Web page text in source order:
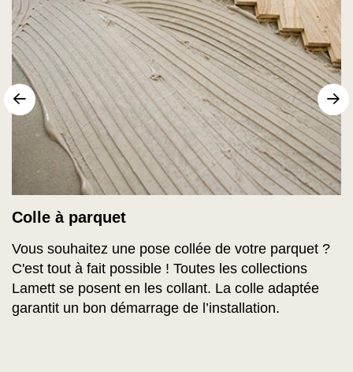
Colle à parquet
Vous souhaitez une pose collée de votre parquet ?
C'est tout à fait possible ! Toutes les collections
Lamett se posent en les collant. La colle adaptée
garantit un bon démarrage de l’installation.
sr.arrow prev